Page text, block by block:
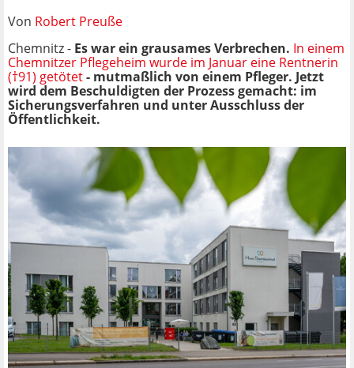
Von Robert Preuße
Chemnitz - Es war ein grausames Verbrechen. In einem
Chemnitzer Pflegeheim wurde im Januar eine Rentnerin
(†91) getötet- mutmaßlich von einem Pfleger. Jetzt
wird dem Beschuldigten der Prozess gemacht: im
Sicherungsverfahren und unter Ausschluss der
Öffentlichkeit.